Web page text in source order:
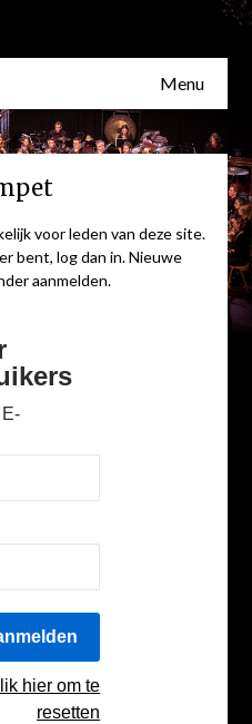
Menu
voor leden van deze site.
bent, log dan in. Nieuwe
aanmelden.
hier om te
resetten